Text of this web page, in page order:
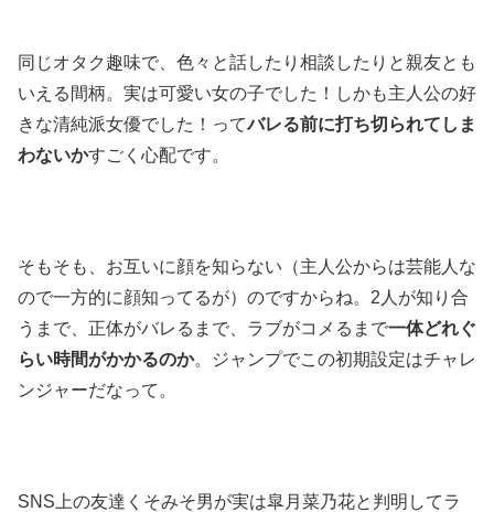
同じオタク趣味で、色々と話したり相談したりと親友とも
いえる間柄。実は可愛い女の子でした！しかも主人公の好
きな清純派女優でした！ってバレる前に打ち切られてしま
わないかすごく心配です。
そもそも、お互いに顔を知らない（主人公からは芸能人な
ので一方的に顔知ってるが）のですからね。2人が知り合
うまで、正体がバレるまで、ラブがコメるまで一体どれぐ
らい時間がかかるのか。ジャンプでこの初期設定はチャレ
ンジャーだなって。
SNS上の友達くそみそ男が実は皐月菜乃花と判明してラ